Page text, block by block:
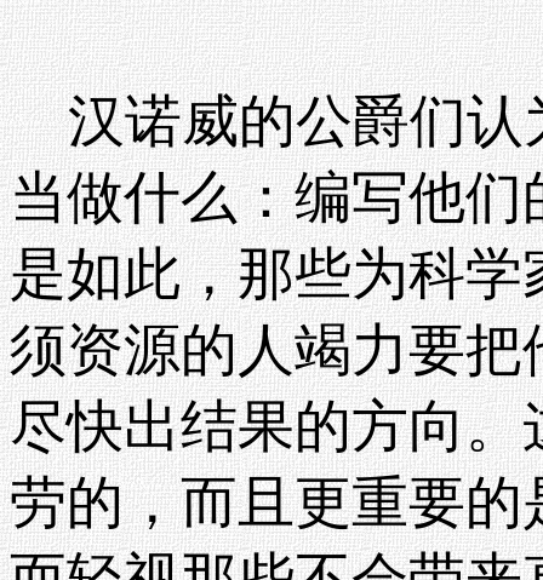
汉诺威的公爵们认
当做什么：编写他
是如此，那些为科
须资源的人竭力要
尽快出结果的方向
劳的，而且更重要